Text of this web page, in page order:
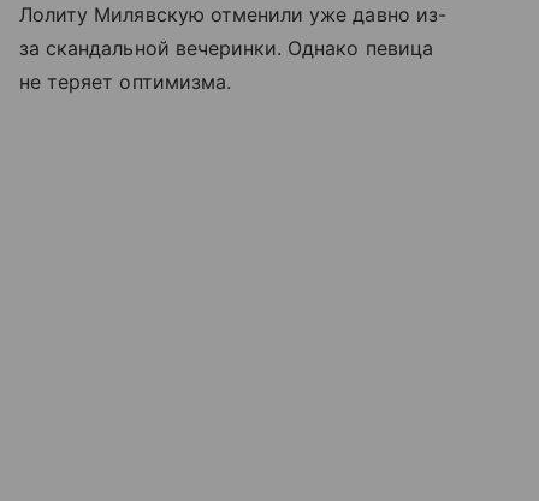
Лолиту Милявскую отменили уже давно из-
за скандальной вечеринки. Однако певица
не теряет оптимизма.